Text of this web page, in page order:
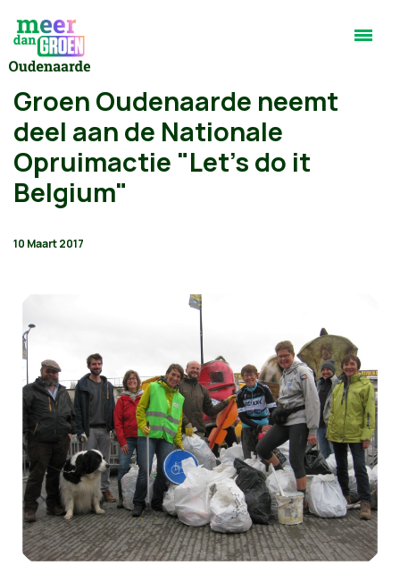
Groen Oudenaarde neemt
deel aan de Nationale
Opruimactie "Let's do it
Belgium"
10 Maart 2017